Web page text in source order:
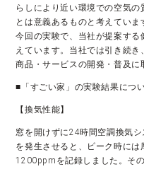
らしにより近い環境での空気
とは意義あるものと考えていま
今回の実験で、当社が提案す
えています。当社では引き続き
商品・サービスの開発・普及に
■「すごい家」の実験結果につ
【換気性能】
窓を開けずに24時間空調換気
を発生させると、ピーク時に
1200ppmを記録しました。そ